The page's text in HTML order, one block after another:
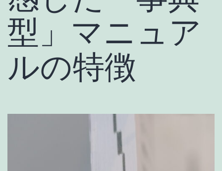
型」マニュア
ルの特徴